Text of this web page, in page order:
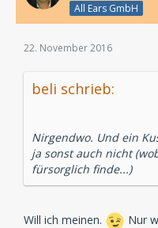
All Ears GmbH
22. November 2016
beli schrieb:
Nirgendwo. Und ein
ja sonst auch nicht
fürsorglich finde...)
Will ich meinen.
Nur